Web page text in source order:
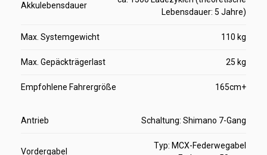
Akkulebensdauer
Lebensdauer: 5 Jahre)
Max. Systemgewicht 110 kg
Max. Gepäckträgerlast 25 kg
Empfohlene Fahrergröße 165cm+
Antrieb Schaltung: Shimano 7-Gang
Vordergabel
Typ: MCX-Federwegabel